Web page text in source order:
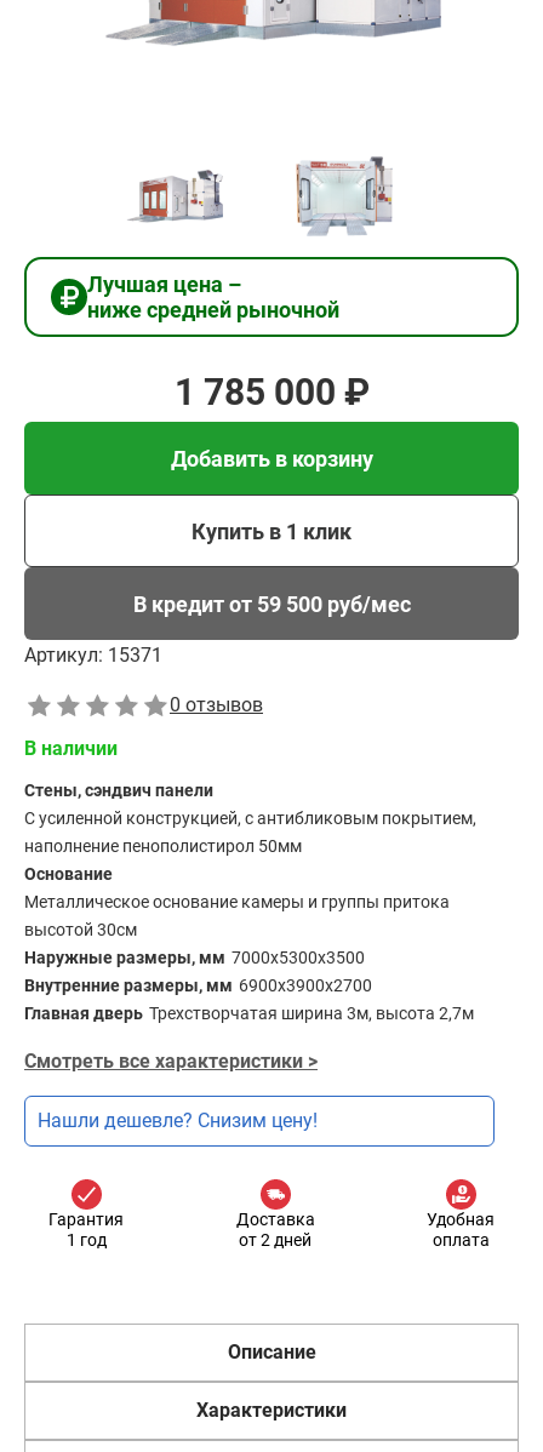
Лучшая цена –
ниже средней рыночной
1 785 000 ₽
Добавить в корзину
Купить в 1 клик
В кредит от 59 500 руб/мес
Артикул: 15371
0 отзывов
В наличии
Стены, сэндвич панели
С усиленной конструкцией, с антибликовым покрытием,
наполнение пенополистирол 50мм
Основание
Металлическое основание камеры и группы притока
высотой 30см
Наружные размеры, мм 7000х5300х3500
Внутренние размеры, мм 6900х3900х2700
Главная дверь Трехстворчатая ширина 3м, высота 2,7м
Смотреть все характеристики >
Нашли дешевле? Снизим цену!
Гарантия
1 год
Доставка
от 2 дней
Удобная
оплата
Описание
Характеристики
Добавить в корзину
Купить в 1 клик
В кредит от 59 500 руб/
мес